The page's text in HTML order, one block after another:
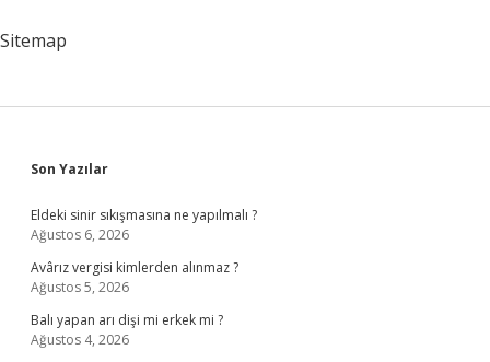
Sitemap
Sidebar
Son Yazılar
Eldeki sinir sıkışmasına ne yapılmalı ?
Ağustos 6, 2026
Avârız vergisi kimlerden alınmaz ?
Ağustos 5, 2026
Balı yapan arı dişi mi erkek mi ?
Ağustos 4, 2026